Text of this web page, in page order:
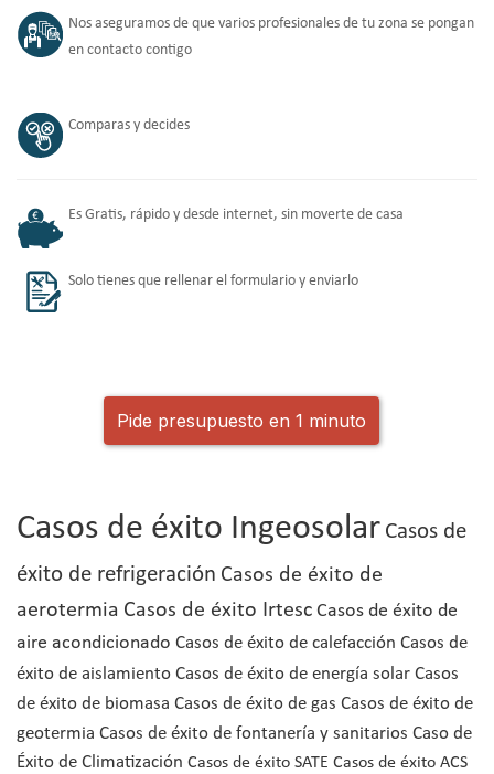
Nos aseguramos de que varios profesionales de tu zona se pongan
en contacto contigo
Comparas y decides
Es Gratis, rápido y desde internet, sin moverte de casa
Solo tienes que rellenar el formulario y enviarlo
Pide presupuesto en 1 minuto
Casos de éxito Ingeosolar Casos de
éxito de refrigeración Casos de éxito de
aerotermia Casos de éxito Irtesc Casos de éxito de
aire acondicionado Casos de éxito de calefacción Casos de
éxito de aislamiento Casos de éxito de energía solar Casos
de éxito de biomasa Casos de éxito de gas Casos de éxito de
geotermia Casos de éxito de fontanería y sanitarios Caso de
Éxito de Climatización Casos de éxito SATE Casos de éxito ACS